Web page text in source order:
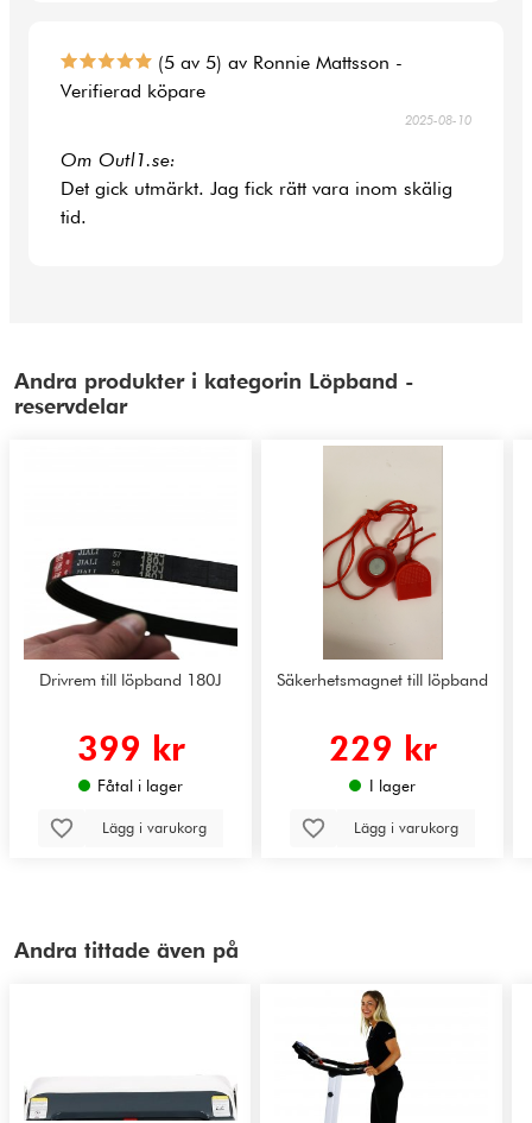
(5 av 5) av Ronnie Mattsson -
Verifierad köpare
2025-08-10
Om Outl1.se:
Det gick utmärkt. Jag fick rätt vara inom skälig
tid.
Andra produkter i kategorin Löpband -
reservdelar
Drivrem till löpband 180J
399 kr
Fåtal i lager
Lägg i varukorg
Säkerhetsmagnet till löpband
229 kr
I lager
Lägg i varukorg
Andra tittade även på